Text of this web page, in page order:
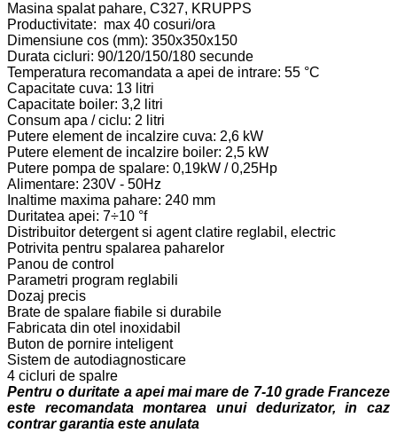
Masina spalat pahare, C327, KRUPPS
Productivitate: max 40 cosuri/ora
Dimensiune cos (mm): 350x350x150
Durata cicluri: 90/120/150/180 secunde
Temperatura recomandata a apei de intrare: 55 °C
Capacitate cuva: 13 litri
Capacitate boiler: 3,2 litri
Consum apa / ciclu: 2 litri
Putere element de incalzire cuva: 2,6 kW
Putere element de incalzire boiler: 2,5 kW
Putere pompa de spalare: 0,19kW / 0,25Hp
Alimentare: 230V - 50Hz
Inaltime maxima pahare: 240 mm
Duritatea apei: 7÷10 °f
Distribuitor detergent si agent clatire reglabil, electric
Potrivita pentru spalarea paharelor
Panou de control
Parametri program reglabili
Dozaj precis
Brate de spalare fiabile si durabile
Fabricata din otel inoxidabil
Buton de pornire inteligent
Sistem de autodiagnosticare
4 cicluri de spalre
Pentru o duritate a apei mai mare de 7-10 grade Franceze
este recomandata montarea unui dedurizator, in caz
contrar garantia este anulata